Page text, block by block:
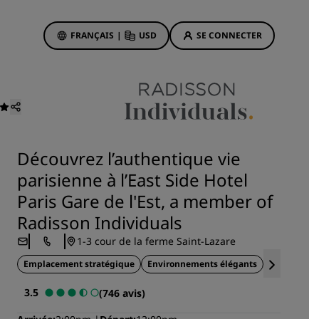
FRANÇAIS | USD SE CONNECTER
Offres d'hôtels
La magie opère dès les premiers
instants
Deals of the Day
Réservez à l’avance
Voir nos forfaits
Hôtels adaptés aux familles
Découvrez l’authentique vie
parisienne à l’East Side Hotel
Paris Gare de l'Est, a member of
Radisson Individuals
1-3 cour de la ferme Saint-Lazare
Emplacement stratégique Environnements élégants
3.5
(746 avis)